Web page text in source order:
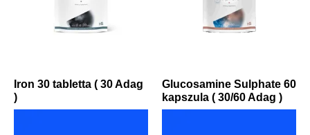
Iron 30 tabletta ( 30 Adag
)
Glucosamine Sulphate 60
kapszula ( 30/60 Adag )